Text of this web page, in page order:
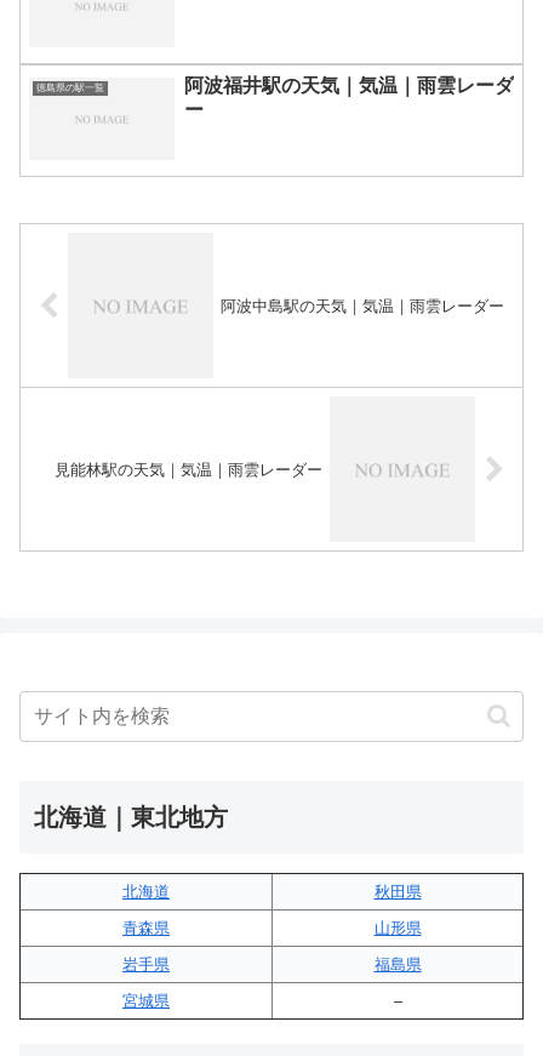
徳島県の駅一覧
阿波福井駅の天気｜気温｜雨雲レーダ
ー
阿波中島駅の天気｜気温｜雨雲レーダー
見能林駅の天気｜気温｜雨雲レーダー
北海道｜東北地方
北海道
秋田県
青森県
山形県
岩手県
福島県
宮城県
–